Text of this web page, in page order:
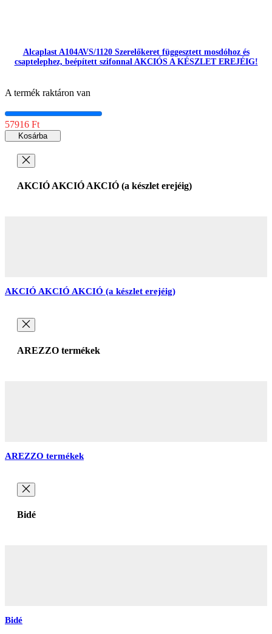
Alcaplast A104AVS/1120 Szerelőkeret függesztett mosdóhoz és
csaptelephez, beépített szifonnal AKCIÓS A KÉSZLET EREJÉIG!
A termék raktáron van
57916 Ft
Kosárba
AKCIÓ AKCIÓ AKCIÓ (a készlet erejéig)
AKCIÓ AKCIÓ AKCIÓ (a készlet erejéig)
AREZZO termékek
AREZZO termékek
Bidé
Bidé